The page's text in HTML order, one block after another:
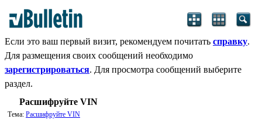
Если это ваш первый визит, рекомендуем почитать справку.
Для размещения своих сообщений необходимо
зарегистрироваться. Для просмотра сообщений выберите
раздел.
Расшифруйте VIN
Тема: Расшифруйте VIN